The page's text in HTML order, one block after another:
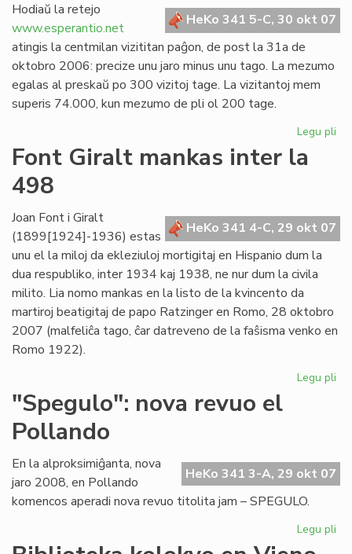
HeKo 341 5-C, 30 okt 07
Hodiaŭ la retejo
www.esperantio.net
atingis la centmilan vizititan paĝon, de post la 31a de
oktobro 2006: precize unu jaro minus unu tago. La mezumo
egalas al preskaŭ po 300 vizitoj tage. La vizitantoj mem
superis 74.000, kun mezumo de pli ol 200 tage.
Legu pli
Font Giralt mankas inter la
498
HeKo 341 4-C, 29 okt 07
Joan Font i Giralt
(1899[1924]-1936) estas
unu el la miloj da ekleziuloj mortigitaj en Hispanio dum la
dua respubliko, inter 1934 kaj 1938, ne nur dum la civila
milito. Lia nomo mankas en la listo de la kvincento da
martiroj beatigitaj de papo Ratzinger en Romo, 28 oktobro
2007 (malfeliĉa tago, ĉar datreveno de la faŝisma venko en
Romo 1922).
Legu pli
la
"Spegulo": nova revuo el
Pollando
HeKo 341 3-A, 29 okt 07
En la alproksimiĝanta, nova
jaro 2008, en Pollando
komencos aperadi nova revuo titolita jam – SPEGULO.
Legu pli